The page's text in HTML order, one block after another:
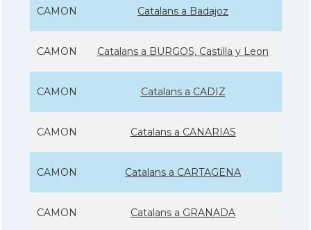
CAMON Catalans a Badajoz
CAMON Catalans a BURGOS, Castilla y Leon
CAMON Catalans a CADIZ
CAMON Catalans a CANARIAS
CAMON Catalans a CARTAGENA
CAMON Catalans a GRANADA